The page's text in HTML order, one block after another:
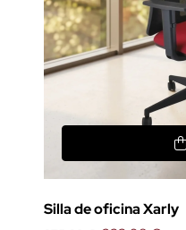
Silla de oficina Xarly